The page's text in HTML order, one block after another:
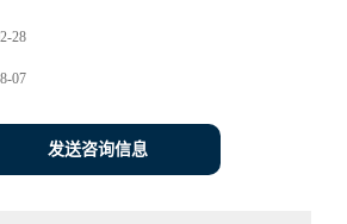
28
07
发送咨询信息